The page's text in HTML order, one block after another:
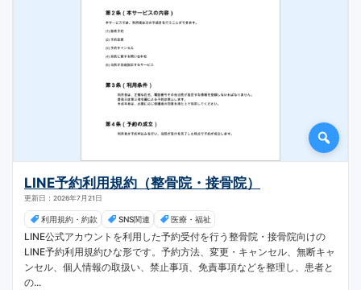
LINE予約利用規約（整骨院・接骨院）
更新日：2026年7月21日
利用規約・約款 SNS関連 医療・福祉
LINE公式アカウントを利用した予約受付を行う整骨院・接骨院向けの
LINE予約利用規約ひな形です。予約方法、変更・キャンセル、無断キャ
ンセル、個人情報の取扱い、禁止事項、免責事項などを整理し、患者と
の...